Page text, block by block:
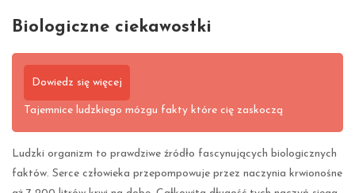
Biologiczne ciekawostki
Dowiedz się więcej
Tajemnice ludzkiego mózgu fakty które cię zaskoczą
Ludzki organizm to prawdziwe źródło fascynujących biologicznych
faktów. Serce człowieka przepompowuje przez naczynia krwionośne